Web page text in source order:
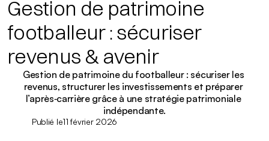
Calculette d'épargne
Contact
Contact
Gestion de patrimoine
footballeur : sécuriser
revenus & avenir
Gestion de patrimoine du footballeur : sécuriser les
revenus, structurer les investissements et préparer
l’après‑carrière grâce à une stratégie patrimoniale
Publié le11 février 2026